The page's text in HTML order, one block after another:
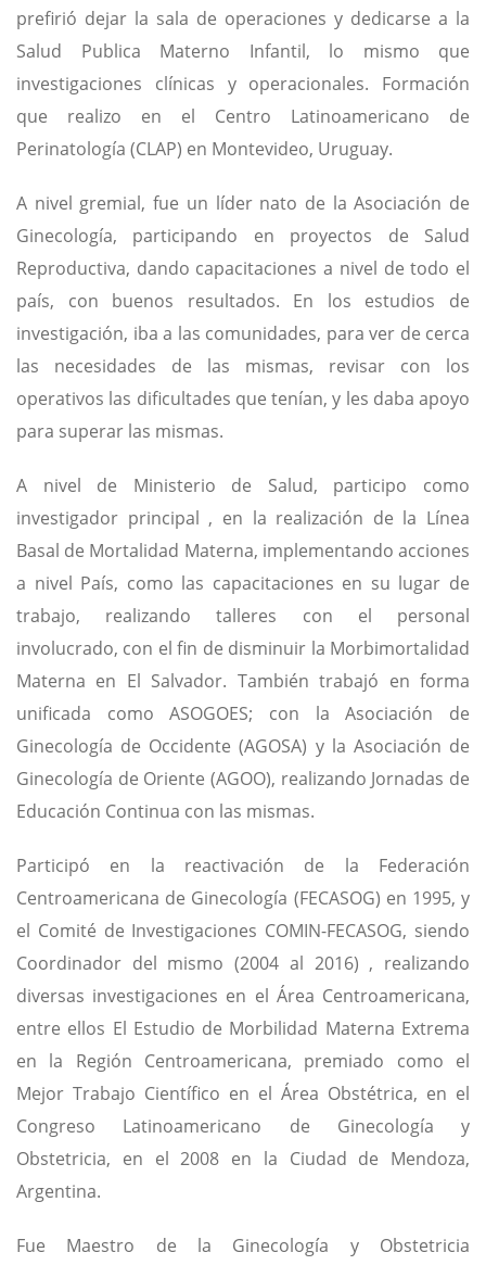
prefirió dejar la sala de operaciones y dedicarse a la
Salud Publica Materno Infantil, lo mismo que
investigaciones clínicas y operacionales. Formación
que realizo en el Centro Latinoamericano de
Perinatología (CLAP) en Montevideo, Uruguay.
A nivel gremial, fue un líder nato de la Asociación de
Ginecología, participando en proyectos de Salud
Reproductiva, dando capacitaciones a nivel de todo el
país, con buenos resultados. En los estudios de
investigación, iba a las comunidades, para ver de cerca
las necesidades de las mismas, revisar con los
operativos las dificultades que tenían, y les daba apoyo
para superar las mismas.
A nivel de Ministerio de Salud, participo como
investigador principal , en la realización de la Línea
Basal de Mortalidad Materna, implementando acciones
a nivel País, como las capacitaciones en su lugar de
trabajo, realizando talleres con el personal
involucrado, con el fin de disminuir la Morbimortalidad
Materna en El Salvador. También trabajó en forma
unificada como ASOGOES; con la Asociación de
Ginecología de Occidente (AGOSA) y la Asociación de
Ginecología de Oriente (AGOO), realizando Jornadas de
Educación Continua con las mismas.
Participó en la reactivación de la Federación
Centroamericana de Ginecología (FECASOG) en 1995, y
el Comité de Investigaciones COMIN-FECASOG, siendo
Coordinador del mismo (2004 al 2016) , realizando
diversas investigaciones en el Área Centroamericana,
entre ellos El Estudio de Morbilidad Materna Extrema
en la Región Centroamericana, premiado como el
Mejor Trabajo Científico en el Área Obstétrica, en el
Congreso Latinoamericano de Ginecología y
Obstetricia, en el 2008 en la Ciudad de Mendoza,
Argentina.
Fue Maestro de la Ginecología y Obstetricia